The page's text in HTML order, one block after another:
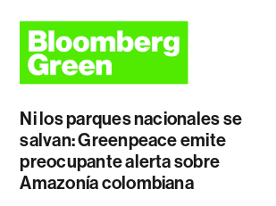
Ni los parques nacionales se
salvan: Greenpeace emite
preocupante alerta sobre
Amazonía colombiana